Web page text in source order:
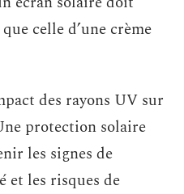
celle d’une crème
des rayons UV sur
protection solaire
les signes de
et les risques de